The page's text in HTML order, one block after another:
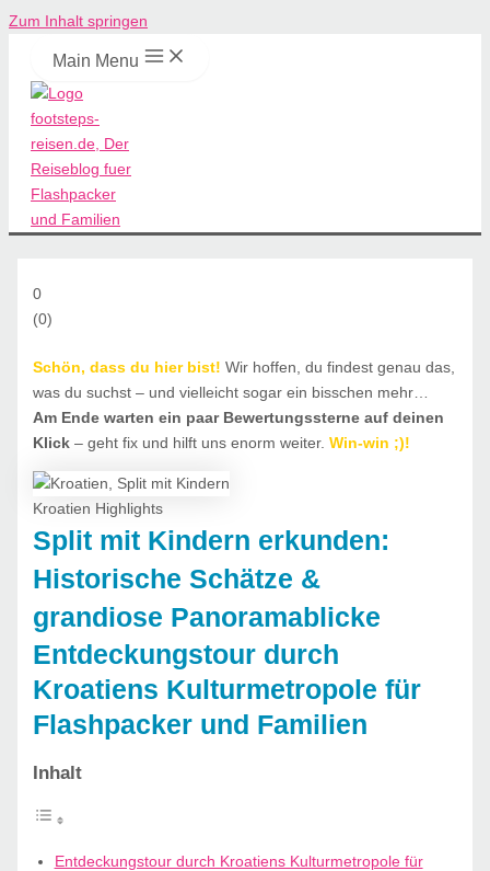
Zum Inhalt springen
Main Menu
0
(0)
Schön, dass du hier bist! Wir hoffen, du findest genau das,
was du suchst – und vielleicht sogar ein bisschen mehr…
Am Ende warten ein paar Bewertungssterne auf deinen
Klick– geht fix und hilft uns enorm weiter. Win-win ;)!
Kroatien Highlights
Split mit Kindern erkunden:
Historische Schätze &
grandiose Panoramablicke
Entdeckungstour durch
Kroatiens Kulturmetropole für
Flashpacker und Familien
Inhalt
Entdeckungstour durch Kroatiens Kulturmetropole für